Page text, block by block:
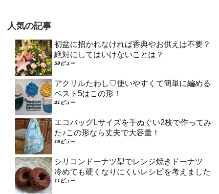
人気の記事
初盆に招かれなければ香典やお供えは不要？
絶対にしてはいけないことは？
59ビュー
アクリルたわし♡使いやすくて簡単に編める
ベスト5はこの形！
41ビュー
エコバッグLサイズを手ぬぐい2枚で作ってみ
た♪この形なら丈夫で大容量！
16ビュー
シリコンドーナツ型でレンジ焼きドーナツ
冷めても硬くなりにくいレシピを考えました
11ビュー